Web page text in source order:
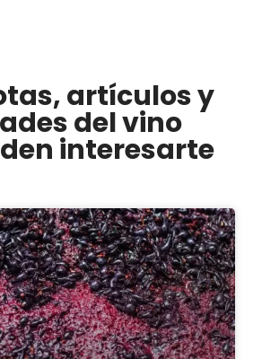
artículos y
del vino
interesarte